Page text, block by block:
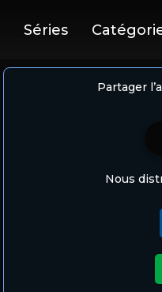
Séries
Partager
Nous